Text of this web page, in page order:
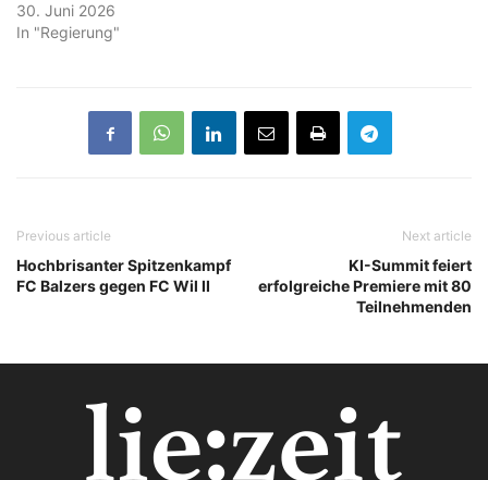
30. Juni 2026
In "Regierung"
Previous article
Hochbrisanter Spitzenkampf
FC Balzers gegen FC Wil II
Next article
KI-Summit feiert
erfolgreiche Premiere mit 80
Teilnehmenden